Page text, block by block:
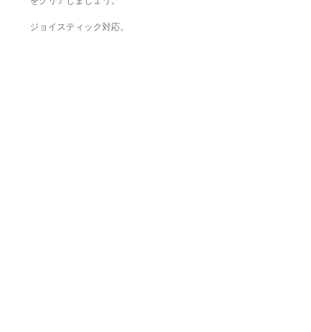
ジョイスティック対応。